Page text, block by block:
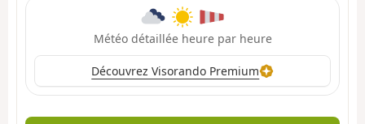
Météo détaillée heure par heure
Découvrez Visorando Premium